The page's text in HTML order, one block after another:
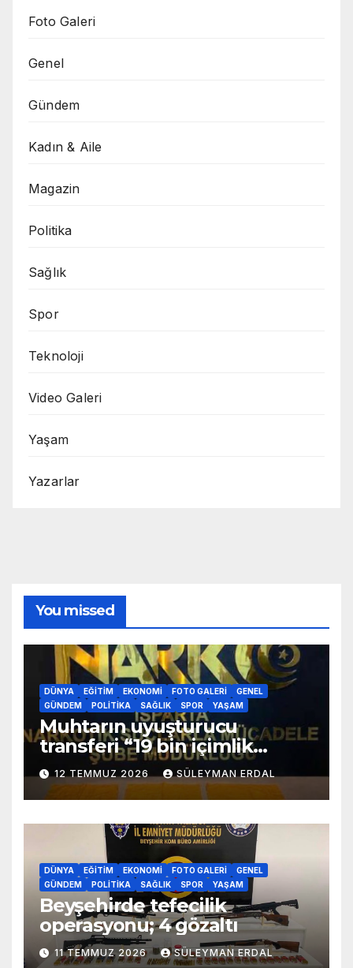
Foto Galeri
Genel
Gündem
Kadın & Aile
Magazin
Politika
Sağlık
Spor
Teknoloji
Video Galeri
Yaşam
Yazarlar
You missed
DÜNYA EĞITIM EKONOMI FOTO GALERI
GENEL
GÜNDEM
POLITIKA SAĞLIK SPOR YAŞAM
Muhtarın uyuşturucu
transferi “19 bin içimlik
uyuşturucu ele geçirildi”
12 TEMMUZ 2026 SÜLEYMAN ERDAL
DÜNYA EĞITIM EKONOMI FOTO GALERI
GENEL
GÜNDEM
POLITIKA SAĞLIK SPOR YAŞAM
Beyşehirde tefecilik
operasyonu; 4 gözaltı
11 TEMMUZ 2026 SÜLEYMAN ERDAL